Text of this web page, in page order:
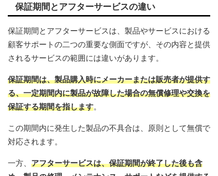
保証期間とアフターサービスの違い
保証期間とアフターサービスは、製品やサービスにおける
顧客サポートの二つの重要な側面ですが、その内容と提供
されるサービスの範囲には違いがあります。
保証期間は、製品購入時にメーカーまたは販売者が提供す
る、一定期間内に製品が故障した場合の無償修理や交換を
保証する期間を指します。
この期間内に発生した製品の不具合は、原則として無償で
対応されます。
一方、 アフターサービスは、保証期間が終了した後も含